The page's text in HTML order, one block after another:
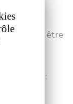
pourraient être
telles que :